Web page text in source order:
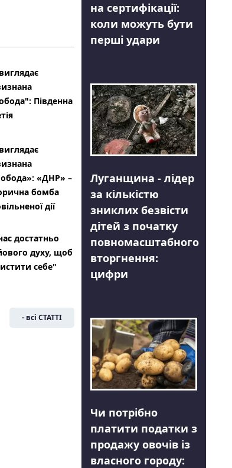
Південна
«ДНР» –
бомба
дії
достатньо
духу, щоб
себе"
- всі СТАТТІ
на сертифікації:
коли можуть бути
перші удари
Луганщина - лідер
за кількістю
зниклих безвісти
дітей з початку
повномасштабного
вторгнення:
цифри
Чи потрібно
платити податки з
продажу овочів із
власного городу: